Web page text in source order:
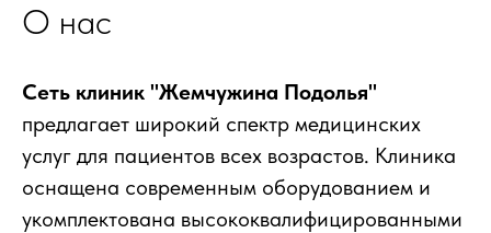
О нас
Сеть клиник "Жемчужина Подолья"
предлагает широкий спектр медицинских
услуг для пациентов всех возрастов. Клиника
оснащена современным оборудованием и
укомплектована высококвалифицированными